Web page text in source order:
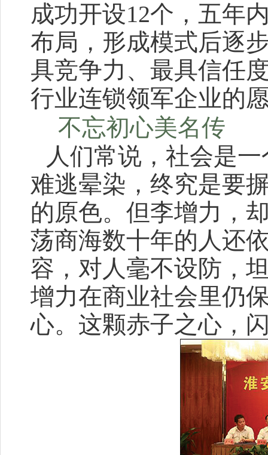
成功开设12个，五年
布局，形成模式后逐
具竞争力、最具信任
行业连锁领军企业的
不忘初心美名传
人们常说，社会是
难逃晕染，终究是要
的原色。但李增力，
荡商海数十年的人还
容，对人毫不设防，
增力在商业社会里仍
心。这颗赤子之心，